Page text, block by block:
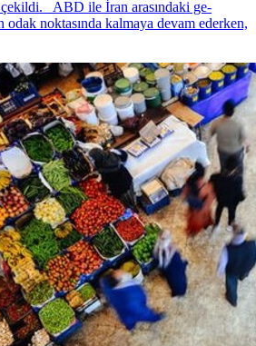
çekildi. ABD ile İran arasındaki ge­
noktasında kal­maya devam ederken,